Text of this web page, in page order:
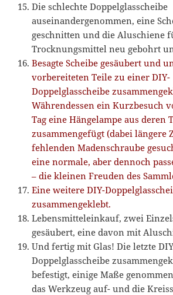
Die schlechte Doppelglasscheibe
auseinandergenommen, eine
geschnitten und die Aluschiene
Trocknungsmittel neu gebohrt
Besagte Scheibe gesäubert und
vorbereiteten Teile zu einer DIY-
Doppelglasscheibe
Währendessen ein Kurzbesuch
Tag eine Hängelampe aus deren
zusammengefügt (dabei längere
fehlenden Madenschraube
eine normale, aber dennoch
– die kleinen Freuden des
Eine weitere DIY-
zusammengeklebt.
Lebensmitteleinkauf, zwei
gesäubert, eine davon mit
Und fertig mit Glas! Die letzte
Doppelglasscheibe
befestigt, einige Maße
das Werkzeug auf- und die